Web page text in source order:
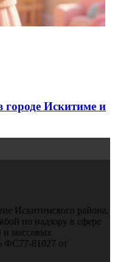
городе Искитиме и
Искитимского района.
по надзору в сфере
и массовых
ФС77-81027 от